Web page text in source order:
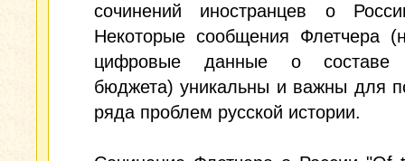
сочинений иностранцев о
Некоторые сообщения Флетчера
цифровые данные о составе
бюджета) уникальны и важны для
ряда проблем русской истории.